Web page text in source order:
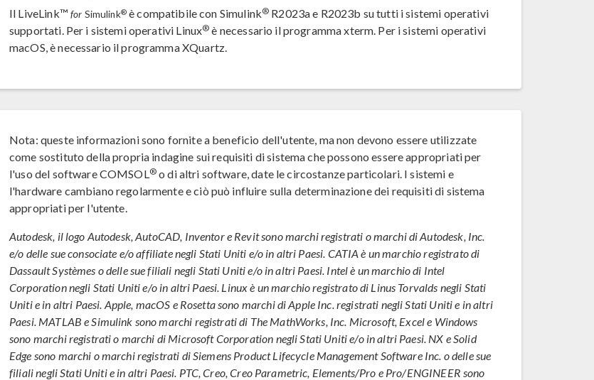
Il LiveLink™ for Simulink®è compatibile con Simulink® R2023a e R2023b su tutti i sistemi operativi
supportati. Per i sistemi operativi Linux® è necessario il programma xterm. Per i sistemi operativi
macOS, è necessario il programma XQuartz.
Nota: queste informazioni sono fornite a beneficio dell'utente, ma non devono essere utilizzate
come sostituto della propria indagine sui requisiti di sistema che possono essere appropriati per
l'uso del software COMSOL®o di altri software, date le circostanze particolari. I sistemi e
l'hardware cambiano regolarmente e ciò può influire sulla determinazione dei requisiti di sistema
appropriati per l'utente.
Autodesk, il logo Autodesk, AutoCAD, Inventor e Revit sono marchi registrati o marchi di Autodesk, Inc.
e/o delle sue consociate e/o affiliate negli Stati Uniti e/o in altri Paesi. CATIA è un marchio registrato di
Dassault Systèmes o delle sue filiali negli Stati Uniti e/o in altri Paesi. Intel è un marchio di Intel
Corporation negli Stati Uniti e/o in altri Paesi. Linux è un marchio registrato di Linus Torvalds negli Stati
Uniti e in altri Paesi. Apple, macOS e Rosetta sono marchi di Apple Inc. registrati negli Stati Uniti e in altri
Paesi. MATLAB e Simulink sono marchi registrati di The MathWorks, Inc. Microsoft, Excel e Windows
sono marchi registrati o marchi di Microsoft Corporation negli Stati Uniti e/o in altri Paesi. NX e Solid
Edge sono marchi o marchi registrati di Siemens Product Lifecycle Management Software Inc. o delle sue
filiali negli Stati Uniti e in altri Paesi. PTC, Creo, Creo Parametric, Elements/Pro e Pro/ENGINEER sono